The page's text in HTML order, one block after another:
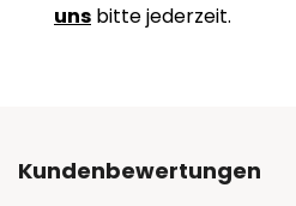
uns bitte jederzeit.
Kundenbewertungen